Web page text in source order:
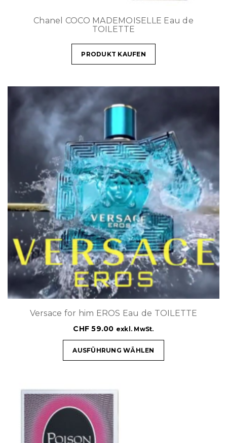
Chanel COCO MADEMOISELLE Eau de
TOILETTE
PRODUKT KAUFEN
Versace for him EROS Eau de TOILETTE
CHF 59.00 exkl. MwSt.
AUSFÜHRUNG WÄHLEN